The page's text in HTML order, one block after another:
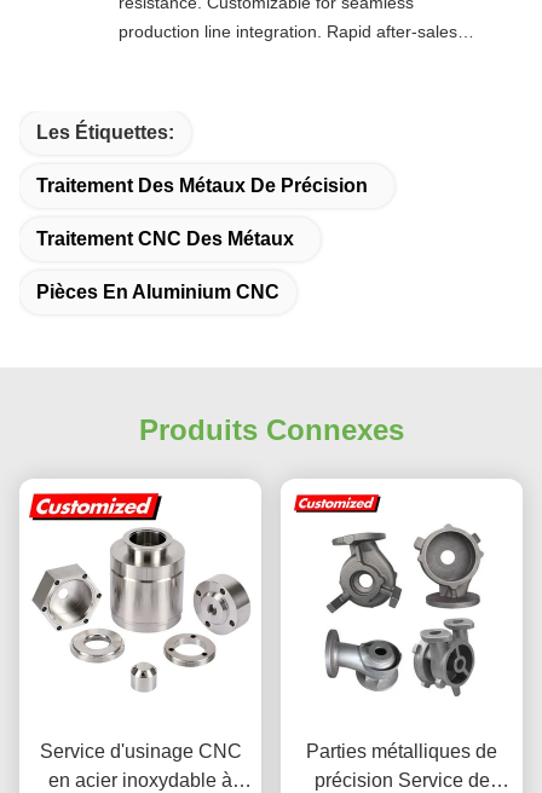
production line integration. Rapid after-sales
Les Étiquettes:
Traitement Des Métaux De Précision
Traitement CNC Des Métaux
Pièces En Aluminium CNC
Produits Connexes
Service d'usinage CNC
en acier inoxydable à
Parties métalliques de
précision Service de